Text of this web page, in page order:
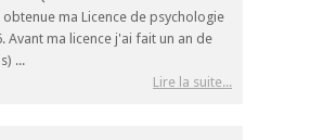
obtenue ma Licence de psychologie
Avant ma licence j'ai fait un an de
...
Lire la suite...